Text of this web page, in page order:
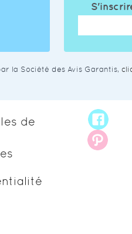
la Société des Avis Garantis,
de